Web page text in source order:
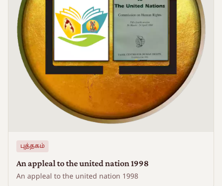
புத்தகம்
An appleal to the united nation 1998
An appleal to the united nation 1998